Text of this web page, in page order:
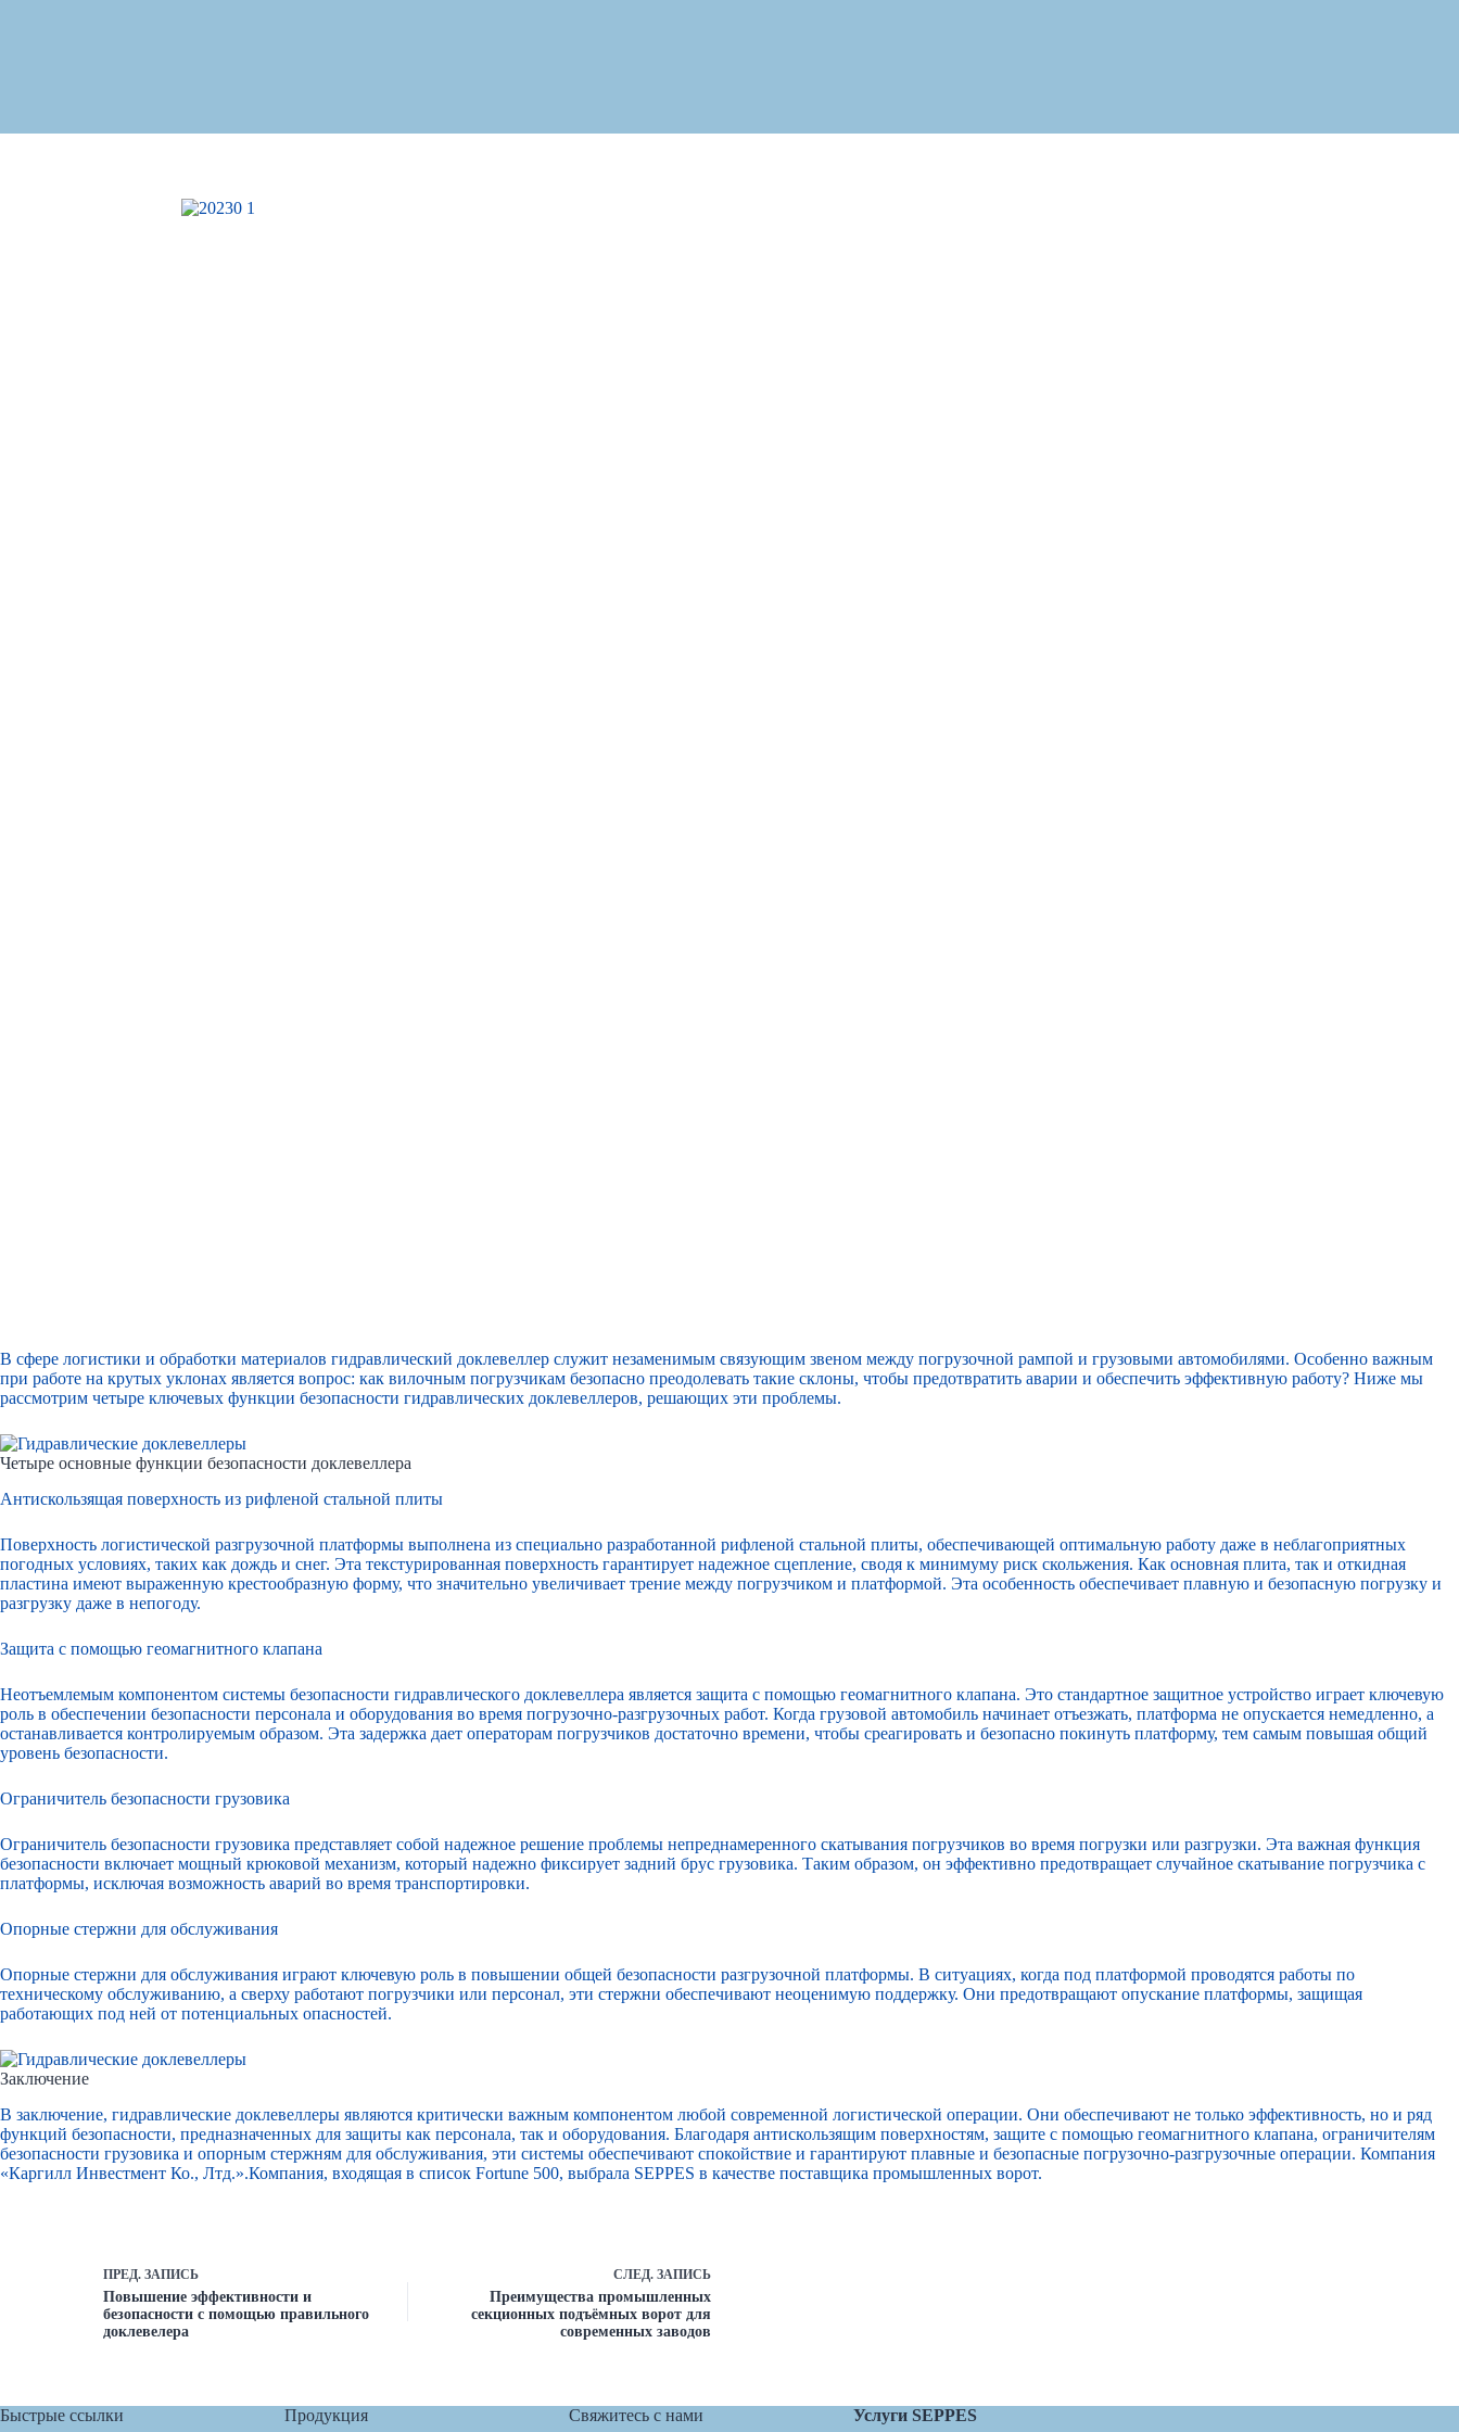
В сфере логистики и обработки материалов гидравлический доклевеллер служит незаменимым связующим звеном между погрузочной рампой и грузовыми автомобилями. Особенно важным
при работе на крутых уклонах является вопрос: как вилочным погрузчикам безопасно преодолевать такие склоны, чтобы предотвратить аварии и обеспечить эффективную работу? Ниже мы
рассмотрим четыре ключевых функции безопасности гидравлических доклевеллеров, решающих эти проблемы.
Четыре основные функции безопасности доклевеллера
Антискользящая поверхность из рифленой стальной плиты
Поверхность логистической разгрузочной платформы выполнена из специально разработанной рифленой стальной плиты, обеспечивающей оптимальную работу даже в неблагоприятных
погодных условиях, таких как дождь и снег. Эта текстурированная поверхность гарантирует надежное сцепление, сводя к минимуму риск скольжения. Как основная плита, так и откидная
пластина имеют выраженную крестообразную форму, что значительно увеличивает трение между погрузчиком и платформой. Эта особенность обеспечивает плавную и безопасную погрузку и
разгрузку даже в непогоду.
Защита с помощью геомагнитного клапана
Неотъемлемым компонентом системы безопасности гидравлического доклевеллера является защита с помощью геомагнитного клапана. Это стандартное защитное устройство играет ключевую
роль в обеспечении безопасности персонала и оборудования во время погрузочно-разгрузочных работ. Когда грузовой автомобиль начинает отъезжать, платформа не опускается немедленно, а
останавливается контролируемым образом. Эта задержка дает операторам погрузчиков достаточно времени, чтобы среагировать и безопасно покинуть платформу, тем самым повышая общий
уровень безопасности.
Ограничитель безопасности грузовика
Ограничитель безопасности грузовика представляет собой надежное решение проблемы непреднамеренного скатывания погрузчиков во время погрузки или разгрузки. Эта важная функция
безопасности включает мощный крюковой механизм, который надежно фиксирует задний брус грузовика. Таким образом, он эффективно предотвращает случайное скатывание погрузчика с
платформы, исключая возможность аварий во время транспортировки.
Опорные стержни для обслуживания
Опорные стержни для обслуживания играют ключевую роль в повышении общей безопасности разгрузочной платформы. В ситуациях, когда под платформой проводятся работы по
техническому обслуживанию, а сверху работают погрузчики или персонал, эти стержни обеспечивают неоценимую поддержку. Они предотвращают опускание платформы, защищая
работающих под ней от потенциальных опасностей.
Заключение
В заключение, гидравлические доклевеллеры являются критически важным компонентом любой современной логистической операции. Они обеспечивают не только эффективность, но и ряд
функций безопасности, предназначенных для защиты как персонала, так и оборудования. Благодаря антискользящим поверхностям, защите с помощью геомагнитного клапана, ограничителям
безопасности грузовика и опорным стержням для обслуживания, эти системы обеспечивают спокойствие и гарантируют плавные и безопасные погрузочно-разгрузочные операции. Компания
«Каргилл Инвестмент Ко., Лтд.».Компания, входящая в список Fortune 500, выбрала SEPPES в качестве поставщика промышленных ворот.
ПРЕД. ЗАПИСЬ
Повышение эффективности и
безопасности с помощью правильного
доклевелера
СЛЕД. ЗАПИСЬ
Преимущества промышленных
секционных подъёмных ворот для
современных заводов
Быстрые ссылки Продукция Свяжитесь с нами Услуги SEPPES